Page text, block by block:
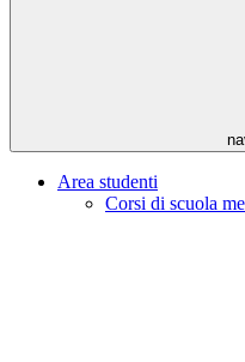
Area studenti
Corsi di scuola